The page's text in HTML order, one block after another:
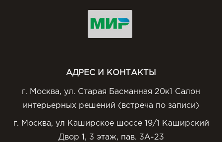
АДРЕС И КОНТАКТЫ
г. Москва, ул. Старая Басманная 20к1 Салон
интерьерных решений (встреча по записи)
г. Москва, ул Каширское шоссе 19/1 Каширский
Двор 1, 3 этаж, пав. 3А-23